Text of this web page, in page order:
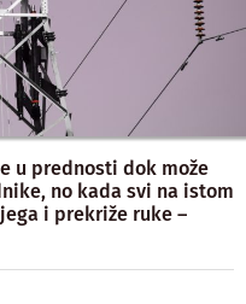
u prednosti dok može
no kada svi na istom
i prekriže ruke –